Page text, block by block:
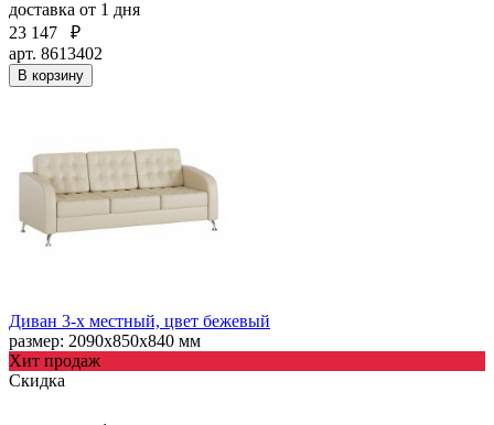
доставка от 1 дня
23 147
₽
арт. 8613402
В корзину
Диван 3-х местный, цвет бежевый
размер: 2090х850х840 мм
Хит продаж
Скидка